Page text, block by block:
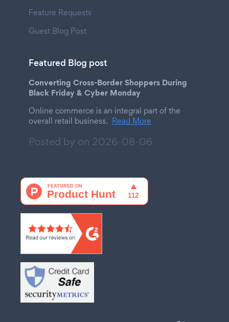
Feature Requests
Guest Blog Post
Featured Blog post
Converting Cross-Border Shoppers During
Black Friday & Cyber Monday
Online commerce is an integral part of the
overall retail business. Read More
Posted by on 2026-08-06